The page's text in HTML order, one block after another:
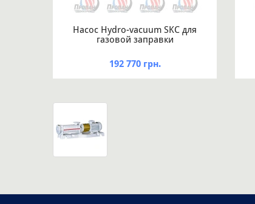
Насос Hydro-vacuum SKC для
газовой заправки
192 770 грн.